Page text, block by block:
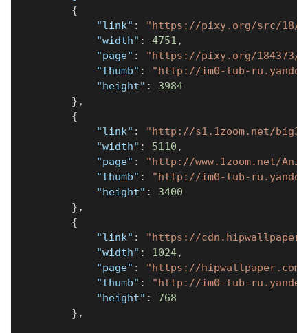
{
"link" :
"https://pixy.org/src/18/
"width" : 4751 ,
"page" : "https://pixy.org/184373/"
"thumb" :
"http://im0-tub-
"height" :
3984
} ,
{
"link" :
"http://s1.1zoom.net/big3/
"width" : 5110 ,
"page" :
"http://www.1zoom.net/
"thumb" :
"http://im0-tub-
"height" :
3400
} ,
{
"link" :
"https://
"width" : 1024,
"page" :
"https://
"thumb" :
"http://im0-tub-
"height" :
768
} ,